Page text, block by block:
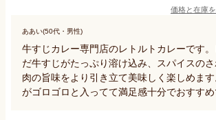
価格と在庫を
ああい(50代・男性)
牛すじカレー専門店のレトルトカレーです
だ牛すじがたっぷり溶け込み、スパイスの
肉の旨味をより引き立て美味しく楽しめま
がゴロゴロと入ってて満足感十分でおすすめ